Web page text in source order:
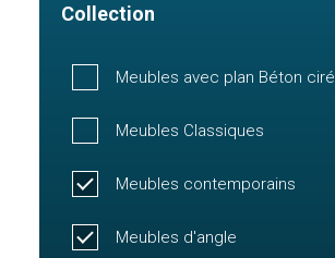
Collection
Meubles avec plan Béton ciré
Meubles Classiques
Meubles contemporains
Meubles d'angle